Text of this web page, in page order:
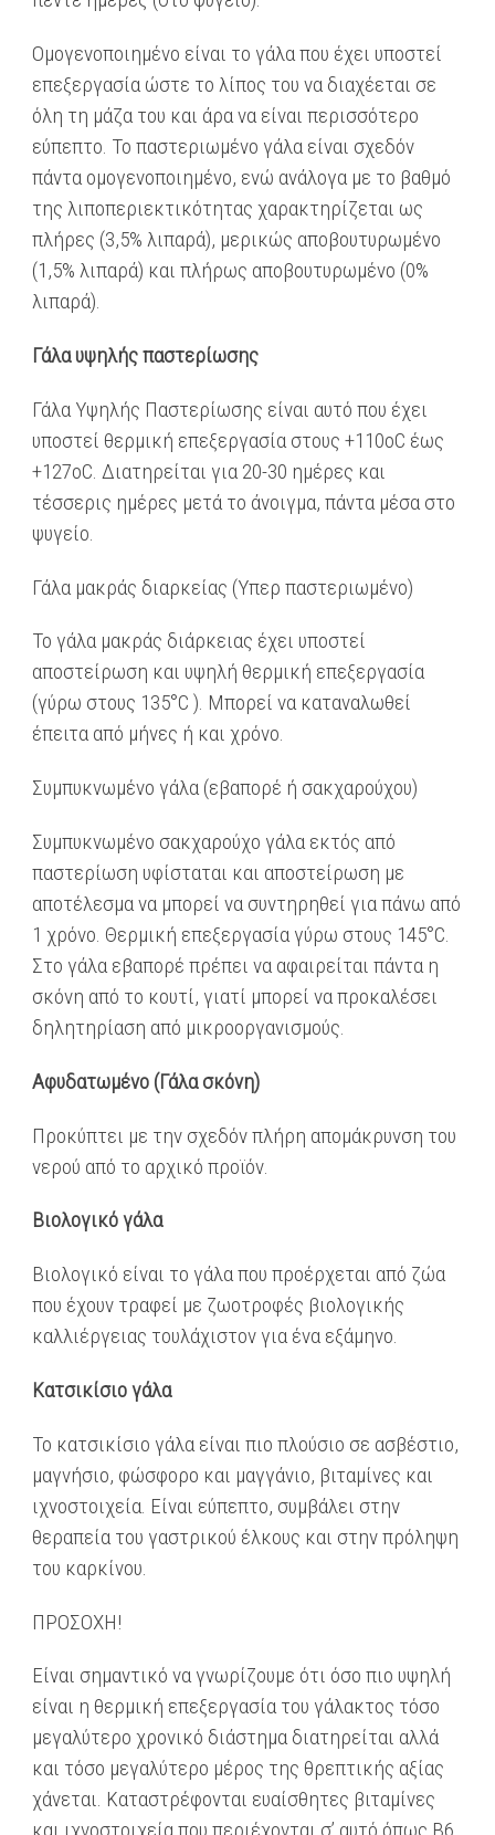
Ομογενοποιημένο είναι το γάλα που έχει υποστεί
επεξεργασία ώστε το λίπος του να διαχέεται σε
όλη τη μάζα του και άρα να είναι περισσότερο
εύπεπτο. Το παστεριωμένο γάλα είναι σχεδόν
πάντα ομογενοποιημένο, ενώ ανάλογα με το βαθμό
της λιποπεριεκτικότητας χαρακτηρίζεται ως
πλήρες (3,5% λιπαρά), μερικώς αποβουτυρωμένο
(1,5% λιπαρά) και πλήρως αποβουτυρωμένο (0%
λιπαρά).
Γάλα υψηλής παστερίωσης
Γάλα Υψηλής Παστερίωσης είναι αυτό που έχει
υποστεί θερμική επεξεργασία στους +110οC έως
+127οC. Διατηρείται για 20-30 ημέρες και
τέσσερις ημέρες μετά το άνοιγμα, πάντα μέσα στο
ψυγείο.
Γάλα μακράς διαρκείας (Υπερ παστεριωμένο)
Το γάλα μακράς διάρκειας έχει υποστεί
αποστείρωση και υψηλή θερμική επεξεργασία
(γύρω στους 135°C ). Μπορεί να καταναλωθεί
έπειτα από μήνες ή και χρόνο.
Συμπυκνωμένο γάλα (εβαπορέ ή σακχαρούχου)
Συμπυκνωμένο σακχαρούχο γάλα εκτός από
παστερίωση υφίσταται και αποστείρωση με
αποτέλεσμα να μπορεί να συντηρηθεί για πάνω από
1 χρόνο. Θερμική επεξεργασία γύρω στους 145°C.
Στο γάλα εβαπορέ πρέπει να αφαιρείται πάντα η
σκόνη από το κουτί, γιατί μπορεί να προκαλέσει
δηλητηρίαση από μικροοργανισμούς.
Αφυδατωμένο (Γάλα σκόνη)
Προκύπτει με την σχεδόν πλήρη απομάκρυνση του
νερού από το αρχικό προϊόν.
Βιολογικό γάλα
Βιολογικό είναι το γάλα που προέρχεται από ζώα
που έχουν τραφεί με ζωοτροφές βιολογικής
καλλιέργειας τουλάχιστον για ένα εξάμηνο.
Κατσικίσιο γάλα
Το κατσικίσιο γάλα είναι πιο πλούσιο σε ασβέστιο,
μαγνήσιο, φώσφορο και μαγγάνιο, βιταμίνες και
ιχνοστοιχεία. Είναι εύπεπτο, συμβάλει στην
θεραπεία του γαστρικού έλκους και στην πρόληψη
του καρκίνου.
ΠΡΟΣΟΧΗ!
Είναι σημαντικό να γνωρίζουμε ότι όσο πιο υψηλή
είναι η θερμική επεξεργασία του γάλακτος τόσο
μεγαλύτερο χρονικό διάστημα διατηρείται αλλά
και τόσο μεγαλύτερο μέρος της θρεπτικής αξίας
χάνεται. Καταστρέφονται ευαίσθητες βιταμίνες